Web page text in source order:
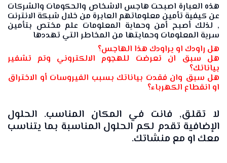
هذه العبارة اصبحت هاجس الاشخاص والحكومات والشركات
عن كيفية تأمين معلوماتهم العابرة من خلال شبكة الانترنت
, لذلك أصبح أمن وحماية المعلومات علم مختص بتأمين
سرية المعلومات وحمايتها من المخاطر التي تهددها
هل راودك او يراودك هذا الهاجس؟
هل سبق ان تعرضت للهجوم الالكتروني وتم تشفير
بياناتك؟
هل سبق وان فقدت بياناتك بسبب الفيروسات أو الاختراق
او انقطاع الكهرباء؟
لا تقلق, فانت في المكان المناسب. الحلول
الإضافية تقدم لكم الحلول المناسبة بما يتناسب
معك او مع منشاتك.